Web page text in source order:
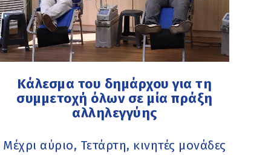
Κάλεσμα του δημάρχου για τη
συμμετοχή όλων σε μία πράξη
αλληλεγγύης
Μέχρι αύριο, Τετάρτη, κινητές μονάδες